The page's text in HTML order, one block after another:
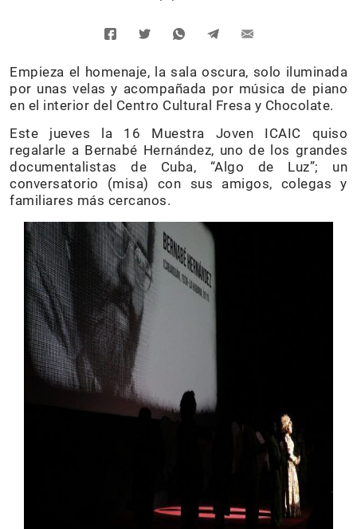
Empieza el homenaje, la sala oscura, solo iluminada
por unas velas y acompañada por música de piano
en el interior del Centro Cultural Fresa y Chocolate.
Este jueves la 16 Muestra Joven ICAIC quiso
regalarle a Bernabé Hernández, uno de los grandes
documentalistas de Cuba, “Algo de Luz”; un
conversatorio (misa) con sus amigos, colegas y
familiares más cercanos.